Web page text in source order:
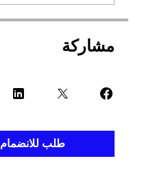
مشاركة
طلب للانضمام